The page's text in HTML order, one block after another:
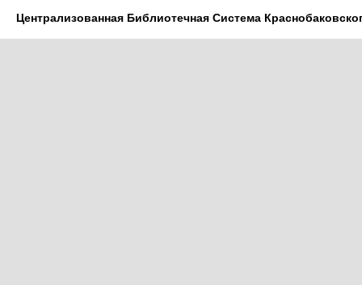
Централизованная Библиотечная Система